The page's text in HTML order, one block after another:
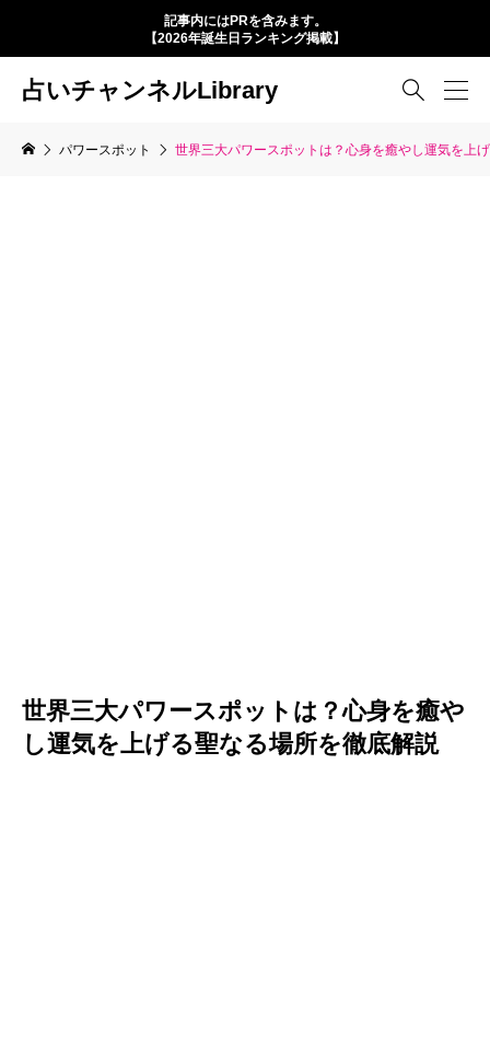
記事内にはPRを含みます。
【2026年誕生日ランキング掲載】
占いチャンネルLibrary 
パワースポット 世界三大パワースポットは？心身を癒やし運気を上
世界三大パワースポットは？心身を癒や
し運気を上げる聖なる場所を徹底解説